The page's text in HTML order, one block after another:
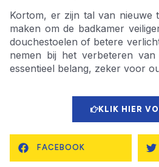
Kortom, er zijn tal van nieuwe
maken om de badkamer
douchestoelen of betere
nemen bij het verbeteren
essentieel belang, zeker voor
KLIK HIER
FACEBOOK